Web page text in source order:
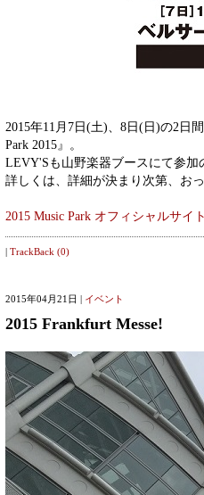
2015年11月7日(土)、8日(日)の2日
Park 2015』。
LEVY'Sも山野楽器ブースにて参加
詳しくは、詳細が決まり次第、お
2015 Music Park オフィシャルサイ
| TrackBack (0)
2015年04月21日 | イベント
2015 Frankfurt Messe!